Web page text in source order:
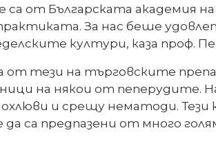
от Българската академия
За нас беше
култури, каза проф.
от тези на търговските
на някои от пеперудите.
и срещу нематоди. Тези
са предпазени от много